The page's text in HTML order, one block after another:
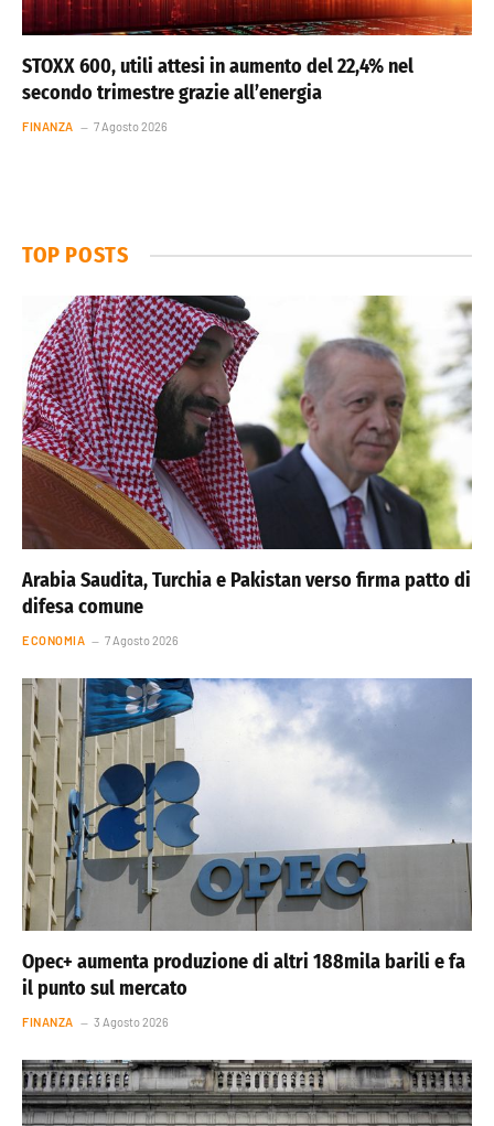
STOXX 600, utili attesi in aumento del 22,4% nel
secondo trimestre grazie all’energia
FINANZA 7 Agosto 2026
TOP POSTS
Arabia Saudita, Turchia e Pakistan verso firma patto di
difesa comune
ECONOMIA 7 Agosto 2026
Opec+ aumenta produzione di altri 188mila barili e fa
il punto sul mercato
FINANZA 3 Agosto 2026